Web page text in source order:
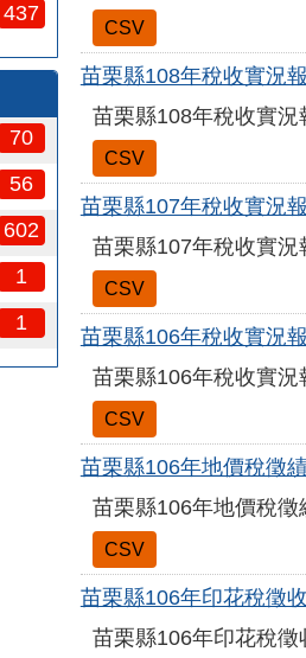
437
70
56
602
1
1
CSV
苗栗縣108年稅收實況
苗栗縣108年稅收實況
CSV
苗栗縣107年稅收實況
苗栗縣107年稅收實況
CSV
苗栗縣106年稅收實況
苗栗縣106年稅收實況
CSV
苗栗縣106年地價稅徵
苗栗縣106年地價稅
CSV
苗栗縣106年印花稅徵收
苗栗縣106年印花稅徵